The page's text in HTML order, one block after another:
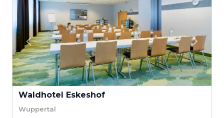
Waldhotel Eskeshof
Wuppertal